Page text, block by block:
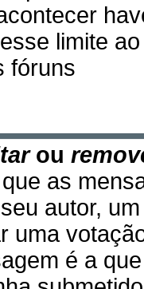
limite
fóruns
ou
as
autor,
uma
é a